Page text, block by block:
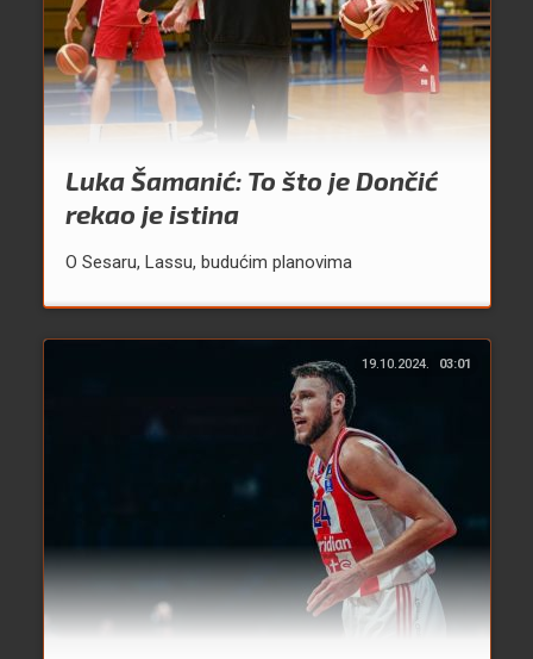
Luka Šamanić: To što je Dončić
rekao je istina
O Sesaru, Lassu, budućim planovima
19.10.2024. 03:01